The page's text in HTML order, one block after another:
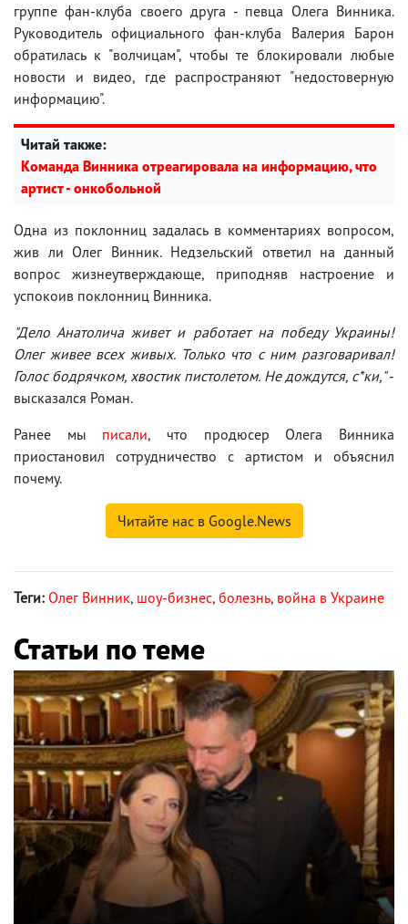
группе фан-клуба своего друга - певца Олега Винника.
Руководитель официального фан-клуба Валерия Барон
обратилась к "волчицам", чтобы те блокировали любые
новости и видео, где распространяют "недостоверную
информацию".
Читай также:
Команда Винника отреагировала на информацию, что
артист - онкобольной
Одна из поклонниц задалась в комментариях вопросом,
жив ли Олег Винник. Недзельский ответил на данный
вопрос жизнеутверждающе, приподняв настроение и
успокоив поклонниц Винника.
"Дело Анатолича живет и работает на победу Украины!
Олег живее всех живых. Только что с ним разговаривал!
Голос бодрячком, хвостик пистолетом. Не дождутся, с*ки,"-
высказался Роман.
Ранее мы писали, что продюсер Олега Винника
приостановил сотрудничество с артистом и объяснил
почему.
Читайте нас в Google.News
Теги: Олег Винник, шоу-бизнес, болезнь, война в Украине
Статьи по теме